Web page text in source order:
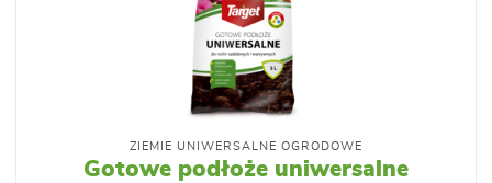
ZIEMIE UNIWERSALNE OGRODOWE
Gotowe podłoże uniwersalne